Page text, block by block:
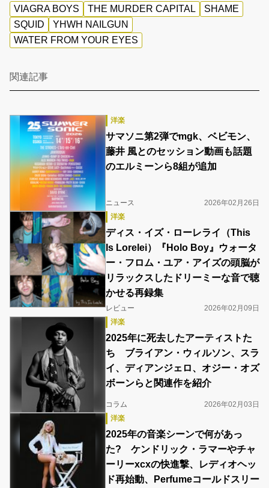
VIAGRA BOYS THE MURDER CAPITAL
SHAME
SQUID
YHWH NAILGUN
WATER FROM YOUR EYES
関連記事
洋楽
サマソニ第2弾でmgk、ベビモン、
藤井 風とのセッション動画も話題
のエルミーンら8組が追加
ニュース
2026年02月26日
洋楽
ディス・イズ・ローレライ（This
Is Lorelei）『Holo Boy』ウォータ
ー・フロム・ユア・アイズの頭脳が
リラックスしたドリーミーな音で聴
かせる再録集
レビュー
2026年02月09日
洋楽
2025年に死去したアーティストた
ち ブライアン・ウィルソン、スラ
イ、ディアンジェロ、オジー・オズ
ボーンらと関連作を紹介
コラム
2026年02月03日
洋楽
2025年の音楽シーンで何があっ
た? ケンドリック・ラマーやチャ
ーリーxcxの快進撃、レディオヘッ
ド再始動、Perfumeコールドスリー